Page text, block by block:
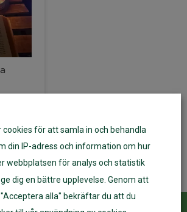
cookies för att samla in och behandla
din IP-adress och information om hur
webbplatsen för analys och statistik
dig en bättre upplevelse. Genom att
alla" bekräftar du att du